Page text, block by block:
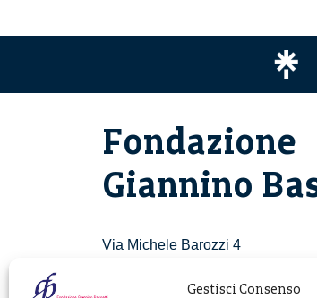
Gestisci Consenso
Fondazione
Giannino
Via Michele Barozzi 4
T. +39 02 781933